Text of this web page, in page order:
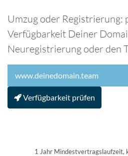
Umzug oder Registrierung:
Verfügbarkeit Deiner
Neuregistrierung oder den
Verfügbarkeit prüfen
1 Jahr Mindestvertragslaufzeit,